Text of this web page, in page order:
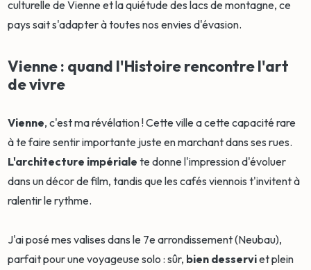
culturelle de Vienne et la quiétude des lacs de montagne, ce
pays sait s'adapter à toutes nos envies d'évasion.
Vienne : quand l'Histoire rencontre l'art
de vivre
Vienne, c'est ma révélation ! Cette ville a cette capacité rare
à te faire sentir importante juste en marchant dans ses rues.
L'architecture impériale te donne l'impression d'évoluer
dans un décor de film, tandis que les cafés viennois t'invitent à
ralentir le rythme.
J'ai posé mes valises dans le 7e arrondissement (Neubau),
parfait pour une voyageuse solo : sûr, bien desserviet plein